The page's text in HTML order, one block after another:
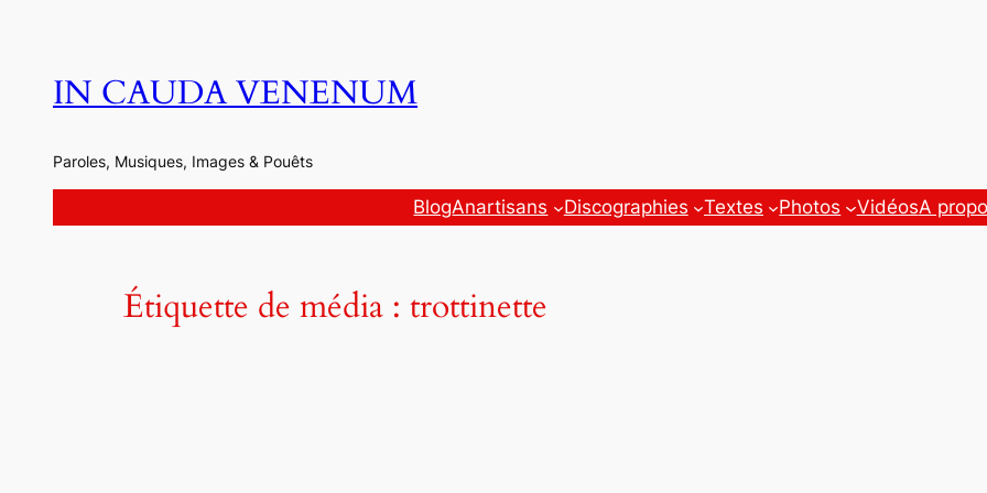
contenuIN CAUDA VENENUM
Paroles, Musiques, Images & Pouêts
BlogAnartisans Discographies Textes Photos VidéosA
Étiquette de média : trottinette